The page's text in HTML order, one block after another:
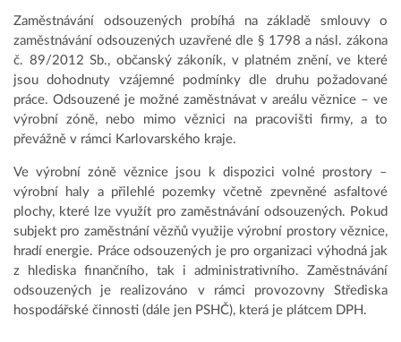
Zaměstnávání odsouzených probíhá na základě smlouvy o
zaměstnávání odsouzených uzavřené dle § 1798 a násl. zákona
č. 89/2012 Sb., občanský zákoník, v platném znění, ve které
jsou dohodnuty vzájemné podmínky dle druhu požadované
práce. Odsouzené je možné zaměstnávat v areálu věznice – ve
výrobní zóně, nebo mimo věznici na pracovišti firmy, a to
převážně v rámci Karlovarského kraje.
Ve výrobní zóně věznice jsou k dispozici volné prostory –
výrobní haly a přilehlé pozemky včetně zpevněné asfaltové
plochy, které lze využít pro zaměstnávání odsouzených. Pokud
subjekt pro zaměstnání vězňů využije výrobní prostory věznice,
hradí energie. Práce odsouzených je pro organizaci výhodná jak
z hlediska finančního, tak i administrativního. Zaměstnávání
odsouzených je realizováno v rámci provozovny Střediska
hospodářské činnosti (dále jen PSHČ), která je plátcem DPH.